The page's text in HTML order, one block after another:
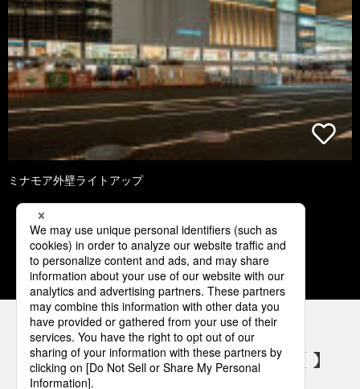
ミナモア外壁ライトアップ
1 2 3 4 5
パナソニックの電気設備 SNSアカウント